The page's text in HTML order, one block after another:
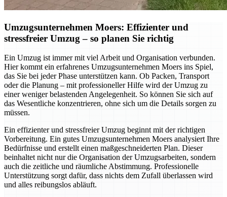
Umzugsunternehmen Moers: Effizienter und
stressfreier Umzug – so planen Sie richtig
Ein Umzug ist immer mit viel Arbeit und Organisation verbunden.
Hier kommt ein erfahrenes Umzugsunternehmen Moers ins Spiel,
das Sie bei jeder Phase unterstützen kann. Ob Packen, Transport
oder die Planung – mit professioneller Hilfe wird der Umzug zu
einer weniger belastenden Angelegenheit. So können Sie sich auf
das Wesentliche konzentrieren, ohne sich um die Details sorgen zu
müssen.
Ein effizienter und stressfreier Umzug beginnt mit der richtigen
Vorbereitung. Ein gutes Umzugsunternehmen Moers analysiert Ihre
Bedürfnisse und erstellt einen maßgeschneiderten Plan. Dieser
beinhaltet nicht nur die Organisation der Umzugsarbeiten, sondern
auch die zeitliche und räumliche Abstimmung. Professionelle
Unterstützung sorgt dafür, dass nichts dem Zufall überlassen wird
und alles reibungslos abläuft.